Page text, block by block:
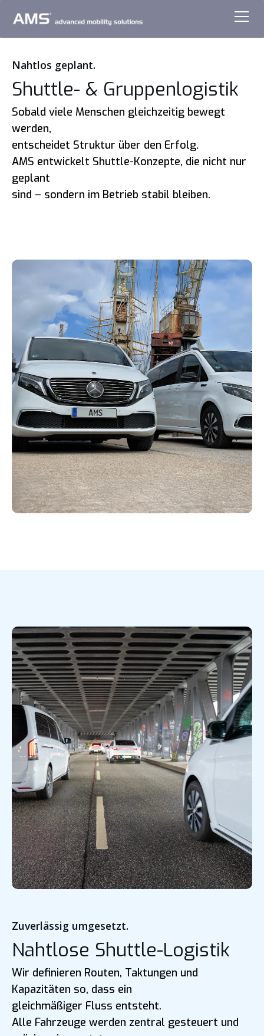
Nahtlos geplant.
Shuttle- & Gruppenlogistik
Sobald viele Menschen gleichzeitig bewegt
werden,
entscheidet Struktur über den Erfolg.
AMS entwickelt Shuttle-Konzepte, die nicht nur
geplant
sind – sondern im Betrieb stabil bleiben.
Zuverlässig umgesetzt.
Nahtlose Shuttle-Logistik
Wir definieren Routen, Taktungen und
Kapazitäten so, dass ein
gleichmäßiger Fluss entsteht.
Alle Fahrzeuge werden zentral gesteuert und